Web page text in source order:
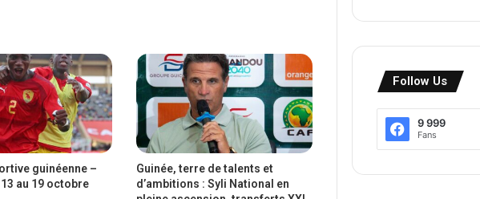
guinéenne –
au 19 octobre
Guinée, terre de talents et
d’ambitions : Syli National en
Follow Us
9 999
Fans